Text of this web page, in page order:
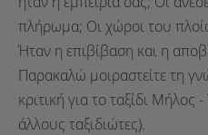
πλήρωμα; Οι χώροι του
Ήταν η επιβίβαση και η
Παρακαλώ μοιραστείτε τη
κριτική για το ταξίδι Μήλος
άλλους ταξιδιώτες).